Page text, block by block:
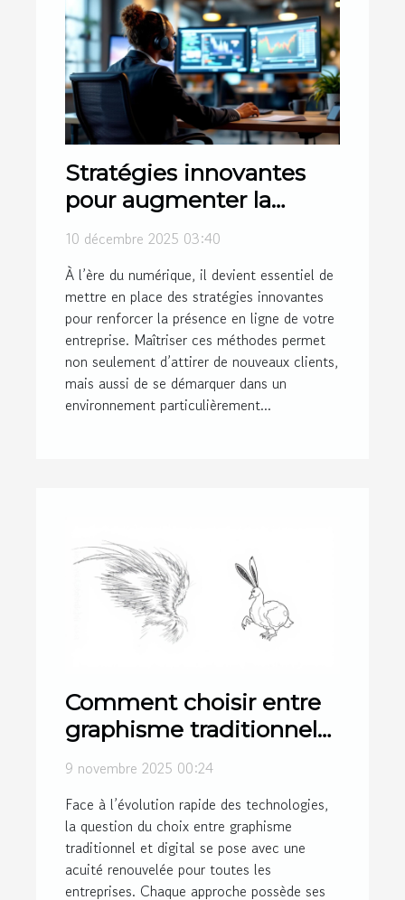
Stratégies innovantes
pour augmenter la
visibilité en ligne de
10 décembre 2025 03:40
À l’ère du numérique, il devient essentiel de
mettre en place des stratégies innovantes
pour renforcer la présence en ligne de votre
entreprise. Maîtriser ces méthodes permet
non seulement d’attirer de nouveaux clients,
mais aussi de se démarquer dans un
environnement particulièrement...
Comment choisir entre
graphisme traditionnel
et digital pour votre
9 novembre 2025 00:24
Face à l’évolution rapide des technologies,
la question du choix entre graphisme
traditionnel et digital se pose avec une
acuité renouvelée pour toutes les
entreprises. Chaque approche possède ses